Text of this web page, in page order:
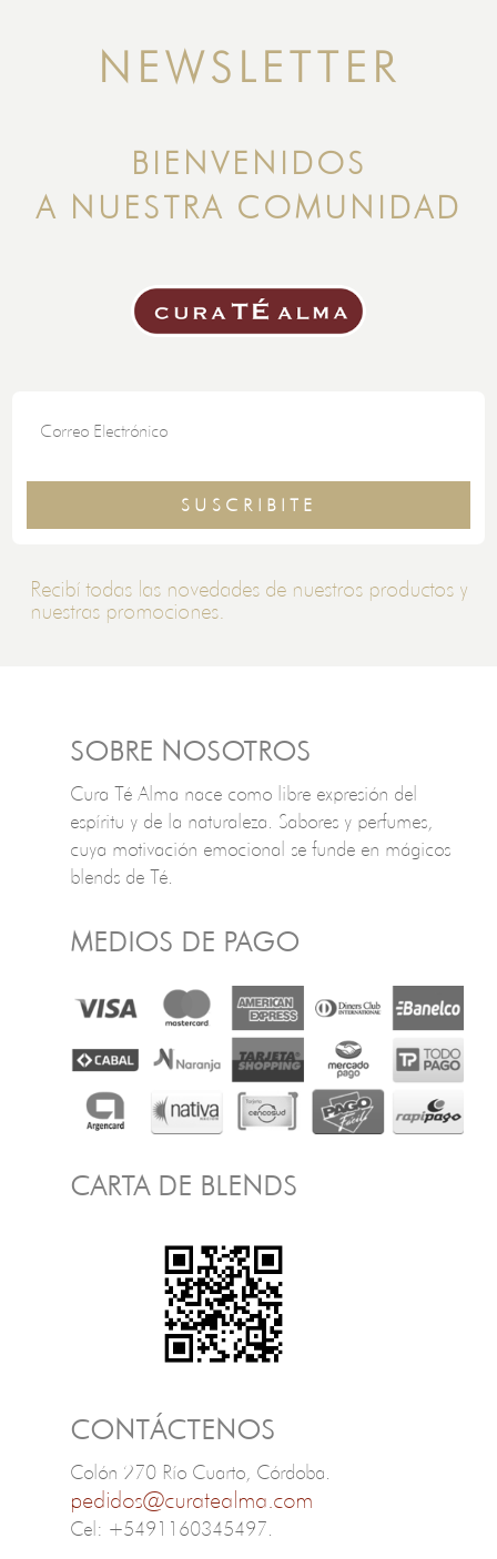
NEWSLETTER
BIENVENIDOS
A NUESTRA COMUNIDAD
SUSCRIBITE
Recibí todas las novedades de nuestros productos y
nuestras promociones.
SOBRE NOSOTROS
Cura Té Alma nace como libre expresión del
espíritu y de la naturaleza. Sabores y perfumes,
cuya motivación emocional se funde en mágicos
blends de Té.
MEDIOS DE PAGO
CARTA DE BLENDS
CONTÁCTENOS
Colón 270 Río Cuarto, Córdoba.
pedidos@curatealma.com
Cel: +5491160345497.